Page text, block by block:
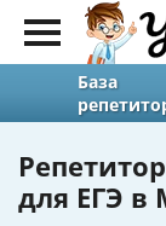
База
для ЕГЭ в